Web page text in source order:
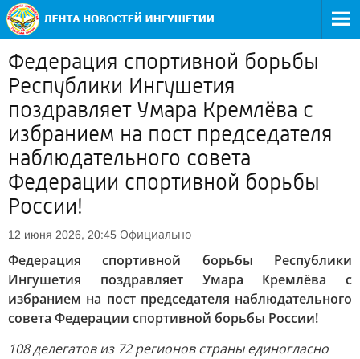
Федерация спортивной борьбы
Республики Ингушетия
поздравляет Умара Кремлёва с
избранием на пост председателя
наблюдательного совета
Федерации спортивной борьбы
России!
12 июня 2026, 20:45 Официально
Федерация спортивной борьбы Республики
Ингушетия поздравляет Умара Кремлёва с
избранием на пост председателя наблюдательного
совета Федерации спортивной борьбы России!
108 делегатов из 72 регионов страны единогласно